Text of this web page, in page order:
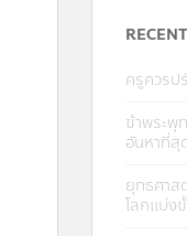
ครูควรป
ข้าพระพุ
อันหาที่สุ
ยุทธศาส
โลกแบ่ง